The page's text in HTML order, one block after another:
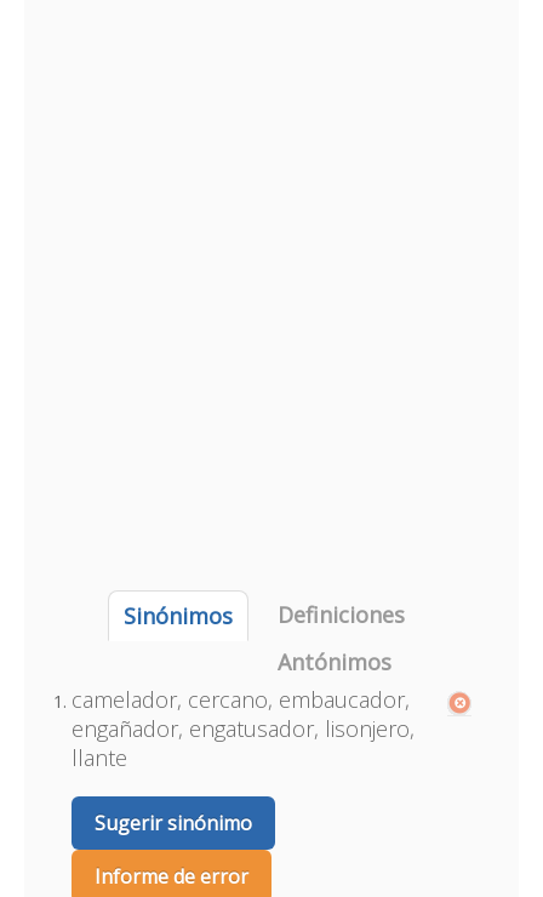
Sinónimos
Definiciones
Antónimos
camelador, cercano, embaucador,
engañador, engatusador, lisonjero,
llante
Sugerir sinónimo
Informe de error